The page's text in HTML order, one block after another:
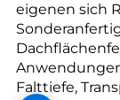
eigenen sich
Falttiefe,